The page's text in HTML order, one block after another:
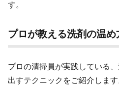
す。
プロが教える洗剤の温
プロの清掃員が実践している
出すテクニックをご紹介します